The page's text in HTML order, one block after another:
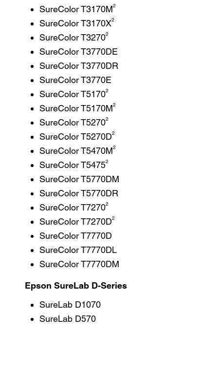
SureColor T3170M2
SureColor T3170X2
SureColor T32702
SureColor T3770DE
SureColor T3770DR
SureColor T3770E
SureColor T51702
SureColor T5170M2
SureColor T52702
SureColor T5270D2
SureColor T5470M2
SureColor T54752
SureColor T5770DM
SureColor T5770DR
SureColor T72702
SureColor T7270D2
SureColor T7770D
SureColor T7770DL
SureColor T7770DM
Epson SureLab D-Series
SureLab D1070
SureLab D570